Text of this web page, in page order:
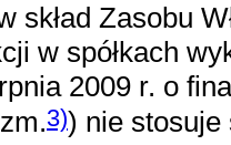
skład Zasobu
w spółkach
2009 r. o
3)) nie stosuje